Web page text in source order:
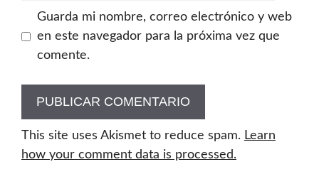
Guarda mi nombre, correo electrónico y web
en este navegador para la próxima vez que
comente.
This site uses Akismet to reduce spam. Learn
how your comment data is processed.